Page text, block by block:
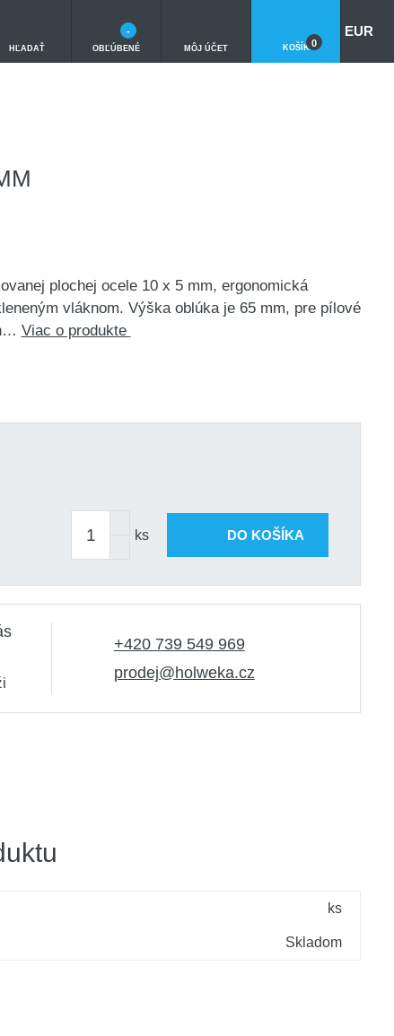
HĽADAŤ OBĽÚBENÉ
-
MÔJ ÚČET KOŠÍK 0
EUR
plochej ocele 10 x 5 mm, ergonomická
vláknom. Výška oblúka je 65 mm, pre pílové
Viac o produkte
ks DO KOŠÍKA
+420 739 549 969
prodej@holweka.cz
ks
Skladom